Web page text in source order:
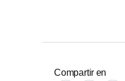
Compartir en